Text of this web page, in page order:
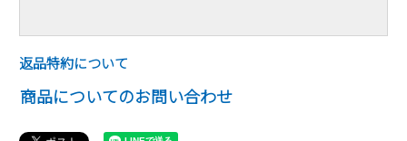
返品特約について
商品についてのお問い合わせ